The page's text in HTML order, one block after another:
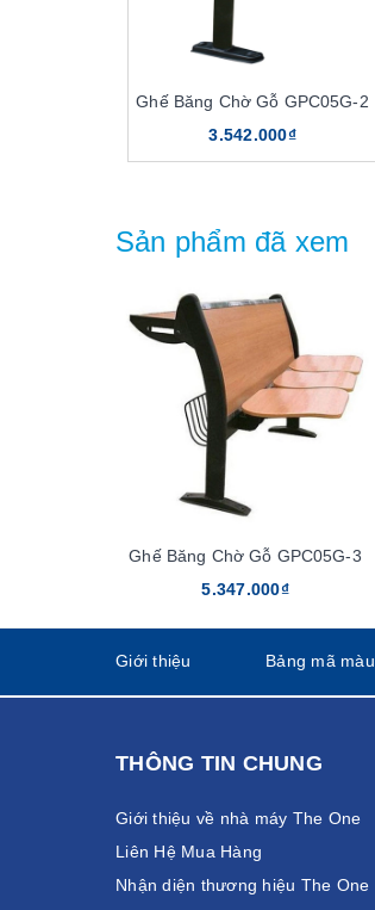
Ghế Băng Chờ Gỗ GPC05G-2
3.542.000₫
Sản phẩm đã xem
Ghế Băng Chờ Gỗ GPC05G-3
5.347.000₫
Giới thiệu Bảng mã màu
THÔNG TIN CHUNG
Giới thiệu về nhà máy The One
Liên Hệ Mua Hàng
Nhận diện thương hiệu The One